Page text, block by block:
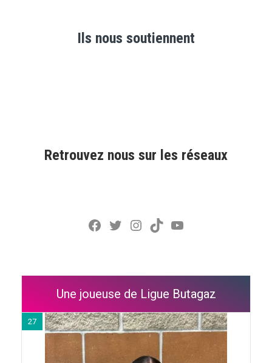
Ils nous soutiennent
Retrouvez nous sur les réseaux
Facebook
Twitter
Instagram
TikTokYouTube
Une joueuse de Ligue Butagaz
27